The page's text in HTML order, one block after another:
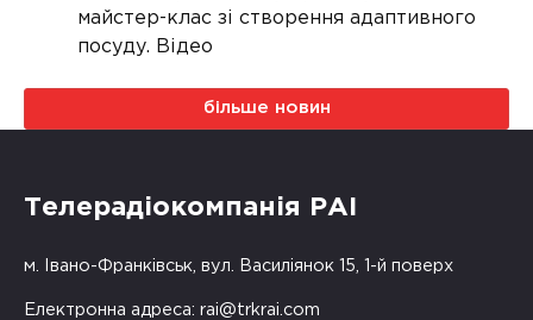
майстер-клас зі створення адаптивного
посуду. Відео
більше новин
Телерадіокомпанія РАІ
м. Івано-Франківськ, вул. Василіянок 15, 1-й поверх
Електронна адреса: rai@trkrai.com